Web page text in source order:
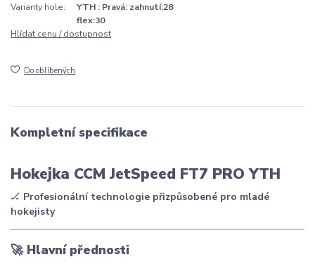
Varianty hole:
YTH : Pravá: zahnutí:28
flex:30
Hlídat cenu / dostupnost
Do oblíbených
Kompletní specifikace
Hokejka CCM JetSpeed FT7 PRO YTH
🏒 Profesionální technologie přizpůsobené pro mladé
hokejisty
🚀 Hlavní přednosti